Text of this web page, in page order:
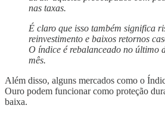
nas taxas.
É claro que isso também significa
reinvestimento e baixos retornos
O índice é rebalanceado no último
mês.
Além disso, alguns mercados como o
Ouro podem funcionar como proteção
baixa.